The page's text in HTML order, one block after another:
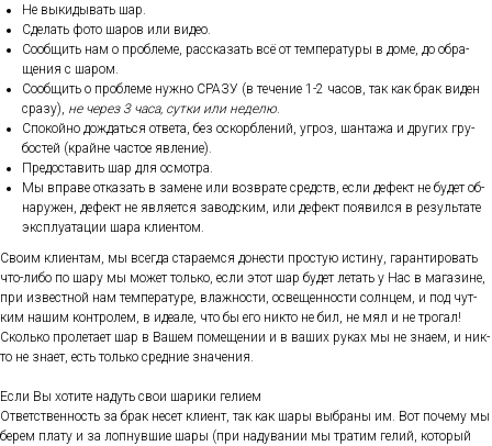
Не вы­киды­вать шар.
Сде­лать фо­то ша­ров или ви­део.
Со­об­щить нам о проб­ле­ме, рас­ска­зать всё от тем­пе­рату­ры в до­ме, до об­ра­
щения с ша­ром.
Со­об­щить о проб­ле­ме нуж­но СРА­ЗУ (в те­чение 1-2 ча­сов, так как брак ви­ден
сра­зу), не че­рез 3 ча­са, сут­ки или не­делю.
Спо­кой­но дож­дать­ся от­ве­та, без ос­кор­бле­ний, уг­роз, шан­та­жа и дру­гих гру­
бос­тей (край­не час­тое яв­ле­ние).
Пре­дос­та­вить шар для ос­мотра.
Мы впра­ве от­ка­зать в за­мене или воз­вра­те средств, ес­ли де­фект не бу­дет об­
на­ружен, де­фект не яв­ля­ет­ся за­вод­ским, или де­фект по­явил­ся в ре­зуль­та­те
экс­плу­ата­ции ша­ра кли­ен­том.
Сво­им кли­ен­там, мы всег­да ста­ра­ем­ся до­нес­ти прос­тую ис­ти­ну, га­ран­ти­ровать
что-ли­бо по ша­ру мы мо­жет толь­ко, ес­ли этот шар бу­дет ле­тать у Нас в ма­гази­не,
при из­вес­тной нам тем­пе­рату­ре, влаж­ности, ос­ве­щен­ности сол­нцем, и под чут­
ким на­шим кон­тро­лем, в иде­але, что бы его ник­то не бил, не мял и не тро­гал!
Сколь­ко про­лета­ет шар в Ва­шем по­меще­нии и в ва­ших ру­ках мы не зна­ем, и ник­
то не зна­ет, есть толь­ко сред­ние зна­чения.
Ес­ли Вы хо­тите на­дуть свои ша­рики ге­ли­ем
От­ветс­твен­ность за брак не­сет кли­ент, так как ша­ры выб­ра­ны им. Вот по­чему мы
бе­рем пла­ту и за лоп­нувшие ша­ры (при на­дува­нии мы тра­тим ге­лий, ко­торый